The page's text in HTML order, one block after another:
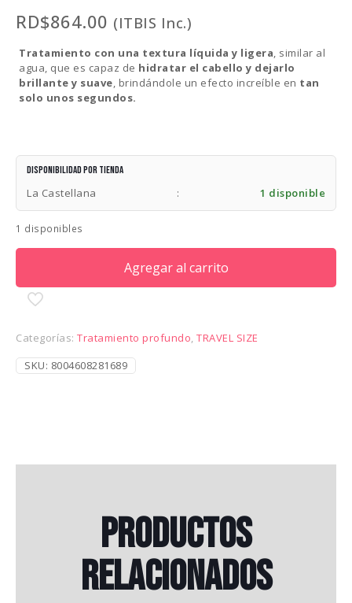
RD$864.00 (ITBIS Inc.)
Tratamiento con una textura líquida y ligera, similar al
agua, que es capaz de hidratar el cabello y dejarlo
brillante y suave, brindándole un efecto increíble en tan
solo unos segundos.
Disponibilidad por tienda
La Castellana : 1 disponible
1 disponibles
Agregar al carrito
Categorías: Tratamiento profundo, TRAVEL SIZE
SKU: 8004608281689
Productos
relacionados